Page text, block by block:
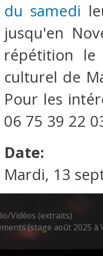
du samedi
jusqu'en
répétition le
culturel de
Pour les
06 75 39 22
Date:
Mardi, 13
Vidéos (extraits)
(stage août 2025 à